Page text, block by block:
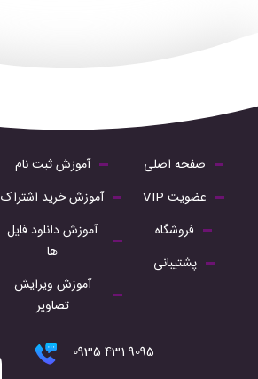
صفحه اصلی
عضویت VIP
فروشگاه
پشتیبانی
آموزش ثبت نام
آموزش خرید اشتراک
آموزش دانلود فایل
ها
آموزش ویرایش
تصاویر
9095 431 0935